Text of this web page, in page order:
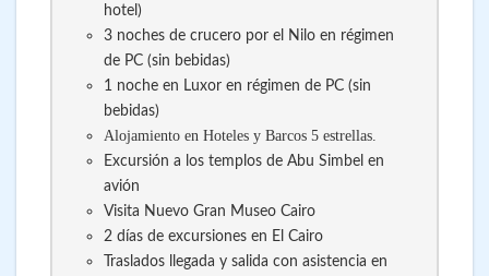
hotel)
3 noches de crucero por el Nilo en régimen
de PC (sin bebidas)
1 noche en Luxor en régimen de PC (sin
bebidas)
Alojamiento en Hoteles y Barcos 5 estrellas.
Excursión a los templos de Abu Simbel en
avión
Visita Nuevo Gran Museo Cairo
2 días de excursiones en El Cairo
Traslados llegada y salida con asistencia en